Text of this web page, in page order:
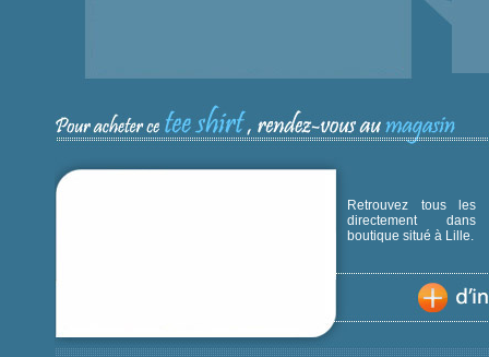
Retrouvez tous les
directement
boutique situé à Lille.